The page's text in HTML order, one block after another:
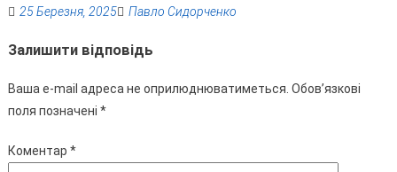
25 Березня, 2025 Павло Сидорченко
Залишити відповідь
Ваша e-mail адреса не оприлюднюватиметься. Обов’язкові
поля позначені *
Коментар *